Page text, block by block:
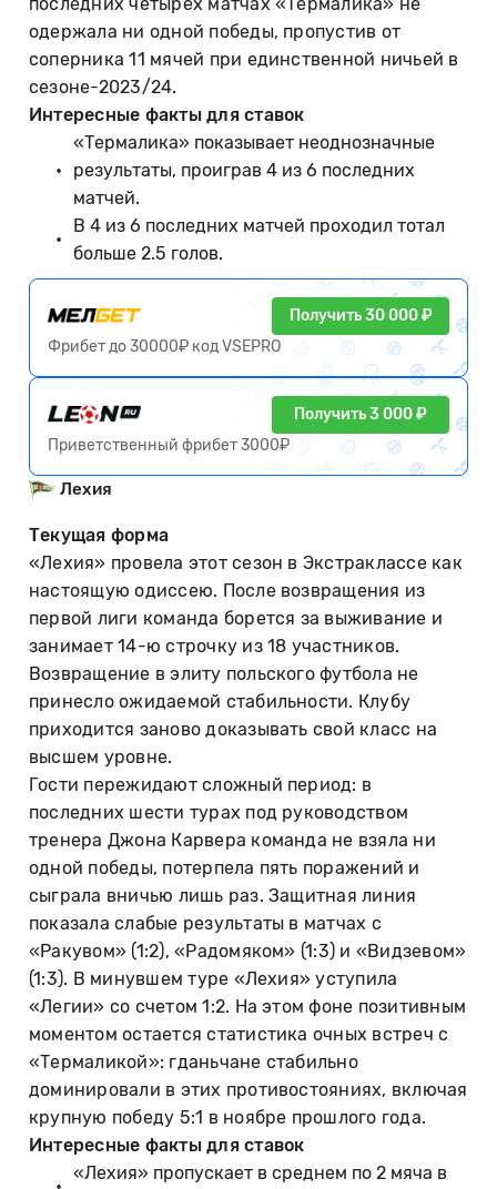
одержала ни одной победы, пропустив от
соперника 11 мячей при единственной ничьей в
сезоне-2023/24.
Интересные факты для ставок
«Термалика» показывает неоднозначные
результаты, проиграв 4 из 6 последних
матчей.
В 4 из 6 последних матчей проходил тотал
больше 2.5 голов.
Получить 30 000 ₽
Фрибет до 30000₽ код VSEPRO
Получить 3 000 ₽
Приветственный фрибет 3000₽
Лехия
Текущая форма
«Лехия» провела этот сезон в Экстраклассе как
настоящую одиссею. После возвращения из
первой лиги команда борется за выживание и
занимает 14-ю строчку из 18 участников.
Возвращение в элиту польского футбола не
принесло ожидаемой стабильности. Клубу
приходится заново доказывать свой класс на
высшем уровне.
Гости пережидают сложный период: в
последних шести турах под руководством
тренера Джона Карвера команда не взяла ни
одной победы, потерпела пять поражений и
сыграла вничью лишь раз. Защитная линия
показала слабые результаты в матчах с
«Ракувом» (1:2), «Радомяком» (1:3) и «Видзевом»
(1:3). В минувшем туре «Лехия» уступила
«Легии» со счетом 1:2. На этом фоне позитивным
моментом остается статистика очных встреч с
«Термаликой»: гданьчане стабильно
доминировали в этих противостояниях, включая
крупную победу 5:1 в ноябре прошлого года.
Интересные факты для ставок
«Лехия» пропускает в среднем по 2 мяча в